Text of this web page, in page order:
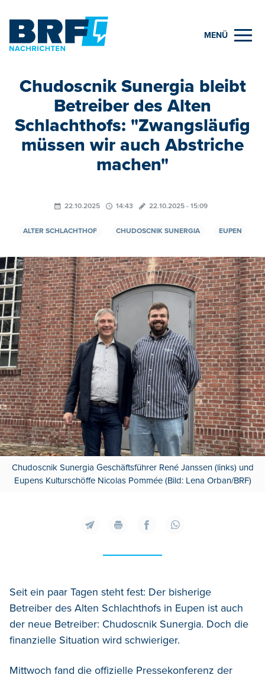
MENÜ
Chudoscnik Sunergia bleibt
Betreiber des Alten
Schlachthofs: "Zwangsläufig
müssen wir auch Abstriche
machen"
22.10.2025 14:43 22.10.2025 - 15:09
ALTER SCHLACHTHOF CHUDOSCNIK SUNERGIA EUPEN
Chudoscnik Sunergia Geschäftsführer René Janssen (links) und
Eupens Kulturschöffe Nicolas Pommée (Bild: Lena Orban/BRF)
Seit ein paar Tagen steht fest: Der bisherige
Betreiber des Alten Schlachthofs in Eupen ist auch
der neue Betreiber: Chudoscnik Sunergia. Doch die
finanzielle Situation wird schwieriger.
Mittwoch fand die offizielle Pressekonferenz der